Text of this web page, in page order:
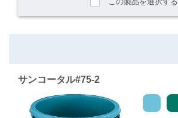
サンコータル#75-2